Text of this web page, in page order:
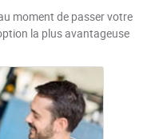
moment de passer votre
la plus avantageuse